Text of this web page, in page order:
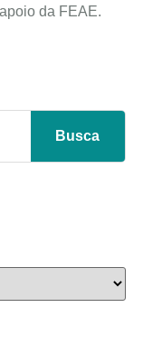
da FEAE.
Busca